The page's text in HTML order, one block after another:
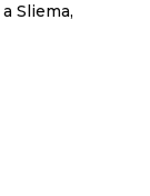
a Sliema,